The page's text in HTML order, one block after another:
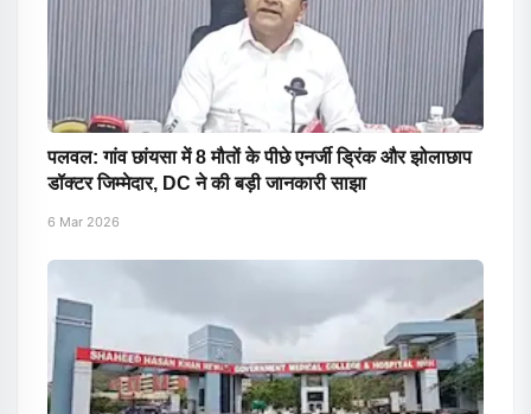
पलवल: गांव छांयसा में 8 मौतों के पीछे एनर्जी ड्रिंक और झोलाछाप
डॉक्टर जिम्मेदार, DC ने की बड़ी जानकारी साझा
6 Mar 2026